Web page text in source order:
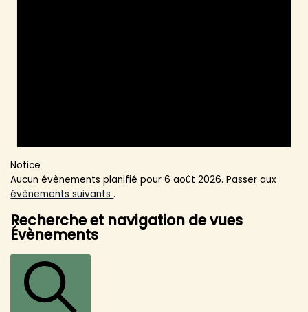
Notice
Aucun évènements planifié pour 6 août 2026. Passer aux
évènements suivants.
Recherche et navigation de vues
Évènements